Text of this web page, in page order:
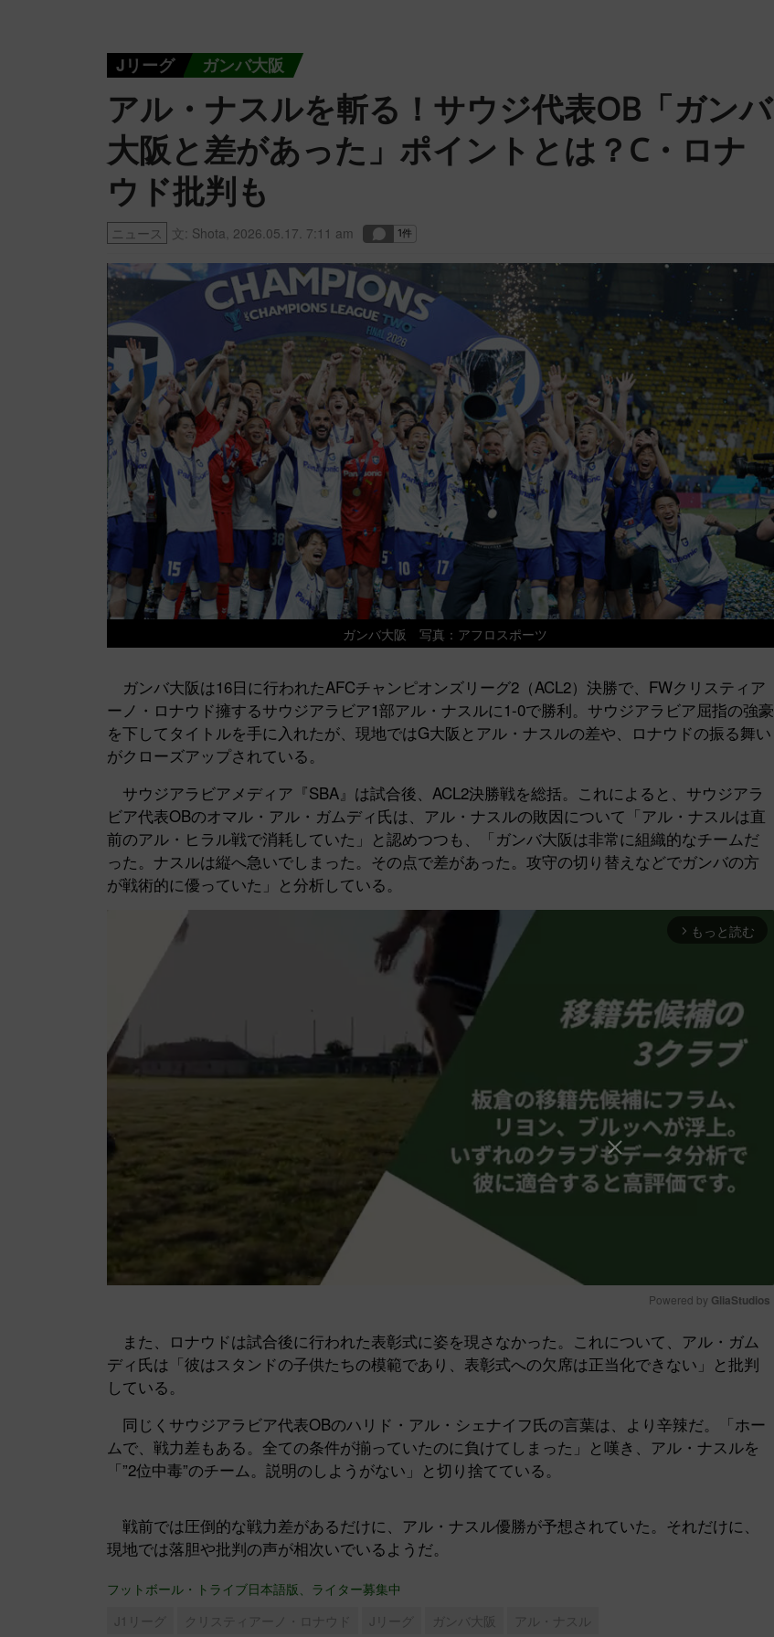
Jリーグ ガンバ大阪
アル・ナスルを斬る！サウジ代表OB「ガンバ
大阪と差があった」ポイントとは？C・ロナ
ウド批判も
ニュース 文: Shota 2026.05.17. 7:11 am
ガンバ大阪 写真：アフロスポーツ
ガンバ大阪は16日に行われたAFCチャンピオンズリーグ2（ACL2）決勝で、FWクリスティア
ーノ・ロナウド擁するサウジアラビア1部アル・ナスルに1-0で勝利。サウジアラビア屈指の強豪
を下してタイトルを手に入れたが、現地ではG大阪とアル・ナスルの差や、ロナウドの振る舞い
がクローズアップされている。
サウジアラビアメディア『SBA』は試合後、ACL2決勝戦を総括。これによると、サウジアラ
ビア代表OBのオマル・アル・ガムディ氏は、アル・ナスルの敗因について「アル・ナスルは直
前のアル・ヒラル戦で消耗していた」と認めつつも、「ガンバ大阪は非常に組織的なチームだ
った。ナスルは縦へ急いでしまった。その点で差があった。攻守の切り替えなどでガンバの方
が戦術的に優っていた」と分析している。
arrow_forward_ios もっと読む
Mute
Powered by GliaStudios
また、ロナウドは試合後に行われた表彰式に姿を現さなかった。これについて、アル・ガム
ディ氏は「彼はスタンドの子供たちの模範であり、表彰式への欠席は正当化できない」と批判
している。
同じくサウジアラビア代表OBのハリド・アル・シェナイフ氏の言葉は、より辛辣だ。「ホー
ムで、戦力差もある。全ての条件が揃っていたのに負けてしまった」と嘆き、アル・ナスルを
「”2位中毒”のチーム。説明のしようがない」と切り捨てている。
戦前では圧倒的な戦力差があるだけに、アル・ナスル優勝が予想されていた。それだけに、
現地では落胆や批判の声が相次いでいるようだ。
フットボール・トライブ日本語版、ライター募集中
J1リーグ クリスティアーノ・ロナウド Jリーグ ガンバ大阪 アル・ナスル